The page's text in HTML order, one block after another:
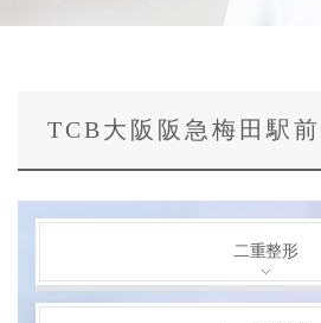
TCB大阪阪急梅田駅
二重整形